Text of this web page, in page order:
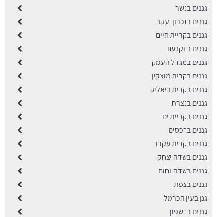
גננים בנשר
גננים בזכרון יעקב
גננים בקריית חיים
גננים ביוקנעם
גננים במגדל העמק
גננים בקרית מוצקין
גננים בקרית ביאליק
גננים בנצרת
גננים בקריית ים
גננים ברכסים
גננים בקרית עקרון
גננים בשדה יצחק
גננים בשדה נחום
גננים בצפת
גנן בעין הכרמל
גננים ברשפון